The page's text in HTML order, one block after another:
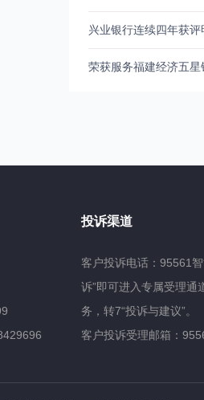
兴业银行连续四年获
荣获服务福建经济五
投诉渠道
客户投诉电话：95561
诉”即可进入专属受理通
务，转7“投诉与建议”。
客户投诉受理邮箱：